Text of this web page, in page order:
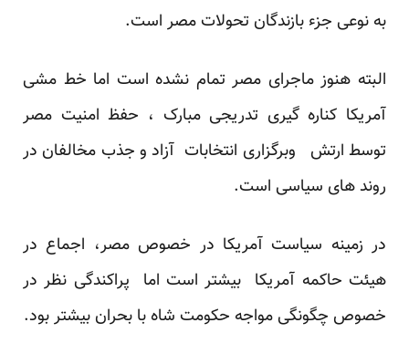
به نوعی جزء بازندگان تحولات مصر است.
البته هنوز ماجرای مصر تمام نشده است اما خط مشی
آمریکا کناره گیری تدریجی مبارک ، حفظ امنیت مصر
توسط ارتش وبرگزاری انتخابات آزاد و جذب مخالفان در
روند های سیاسی است.
در زمینه سیاست آمریکا در خصوص مصر، اجماع در
هیئت حاکمه آمریکا بیشتر است اما پراکندگی نظر در
خصوص چگونگی مواجه حکومت شاه با بحران بیشتر بود.